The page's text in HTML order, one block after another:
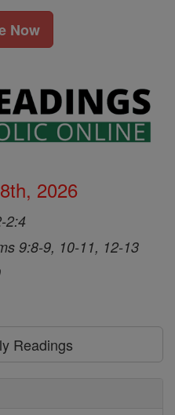
Now
2026
2:4
9:8-9, 10-11, 12-13
Readings